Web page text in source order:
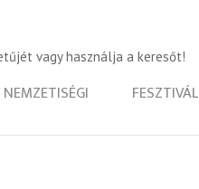
vagy használja a keresőt!
NEMZETISÉGI FESZTIVÁL